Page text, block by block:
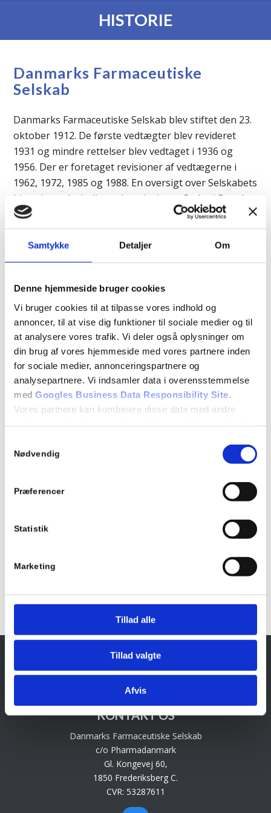
Samtykke Detaljer Om
Denne hjemmeside bruger cookies
Vi bruger cookies til at tilpasse vores indhold og
annoncer, til at vise dig funktioner til sociale medier og til
at analysere vores trafik. Vi deler også oplysninger om
din brug af vores hjemmeside med vores partnere inden
for sociale medier, annonceringspartnere og
analysepartnere. Vi indsamler data i overensstemmelse
med Googles Business Data Responsibility Site
Vores partnere kan kombinere disse data med andre
Se Cookie & Privatlivspolitik
Nødvendig
Præferencer
Statistik
Marketing
Tillad alle
Tillad valgte
Afvis
HISTORIE
Danmarks Farmaceutiske
Selskab
Danmarks Farmaceutiske Selskab blev stiftet den 23.
oktober 1912. De første vedtægter blev revideret
1931 og mindre rettelser blev vedtaget i 1936 og
1956. Der er foretaget revisioner af vedtægerne i
1962, 1972, 1985 og 1988. En oversigt over Selskabets
historie med yderligere henvisninger findes i Dansk
Tidsskrift for Farmaci 36, 1962, nr. 10-11 og i
jubilæumsskriftet “Danmarks Farmaceutiske Selskab
1912-1987”, forfattet af Hans-Otto Loldrup.
omkring afklaring af bestemmelserne for optagelse i
Med vedtægtsændringerne af 1. januar 2003 fik
sektionerne direkte indflydelse på Selskabets ledelse.
Ved opdateringerne fra 26. Juni 2009 blev
vedtægterne mere tidssvarende i forhold til
udviklingen indenfor det farmaceutiske område
(uddannelse, industri etc.). Således er der bl.a. åbnet
anden farmaceutisk videnskab, kan optages i
KONTAKT OS
Danmarks Farmaceutiske Selskab
c/o Pharmadanmark
Gl. Kongevej 60,
1850 Frederiksberg C.
CVR: 53287611